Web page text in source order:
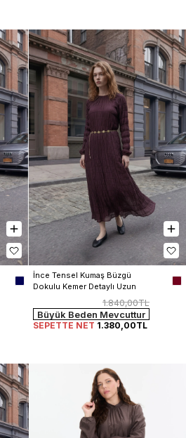
İnce Tensel Kumaş Büzgü
Dokulu Kemer Detaylı Uzun
1.840,00TL
Büyük Beden Mevcuttur
SEPETTE NET 1.380,00TL